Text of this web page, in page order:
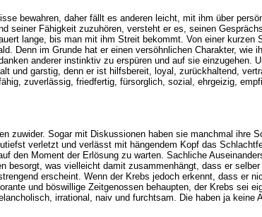
bewahren, daher fällt es anderen leicht, mit ihm über
seiner Fähigkeit zuzuhören, versteht er es, seinen
lange, bis man mit ihm Streit bekommt. Von einer
Denn im Grunde hat er einen versöhnlichen Charakter,
anderer instinktiv zu erspüren und auf sie einzugehen.
und garstig, denn er ist hilfsbereit, loyal, zurückhaltend,
zuverlässig, friedfertig, fürsorglich, sozial, ehrgeizig,
zuwider. Sogar mit Diskussionen haben sie manchmal ihre
verletzt und verlässt mit hängendem Kopf das
den Moment der Erlösung zu warten. Sachliche
besorgt, was vielleicht damit zusammenhängt, dass er
erscheint. Wenn der Krebs jedoch erkennt, dass er
und böswillige Zeitgenossen behaupten, der Krebs sei
irrational, naiv und furchtsam. Die haben ja keine